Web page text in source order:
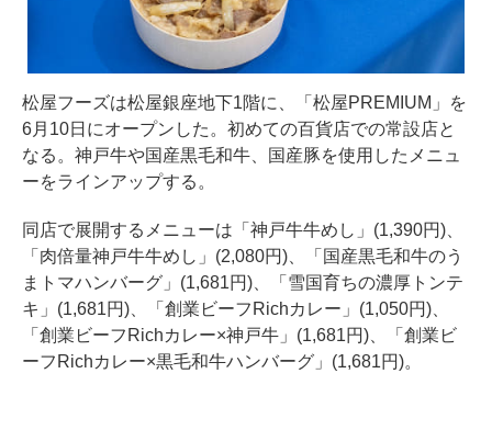
松屋フーズは松屋銀座地下1階に、「松屋PREMIUM」を
6月10日にオープンした。初めての百貨店での常設店と
なる。神戸牛や国産黒毛和牛、国産豚を使用したメニュ
ーをラインアップする。
同店で展開するメニューは「神戸牛牛めし」(1,390円)、
「肉倍量神戸牛牛めし」(2,080円)、「国産黒毛和牛のう
まトマハンバーグ」(1,681円)、「雪国育ちの濃厚トンテ
キ」(1,681円)、「創業ビーフRichカレー」(1,050円)、
「創業ビーフRichカレー×神戸牛」(1,681円)、「創業ビ
ーフRichカレー×黒毛和牛ハンバーグ」(1,681円)。